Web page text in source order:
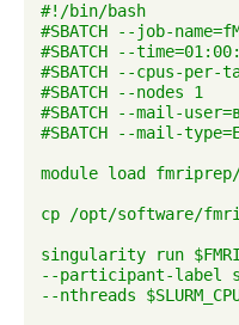
#!/bin/bash
#SBATCH --job-
#SBATCH --
#SBATCH --cpus-
#SBATCH --nodes
#SBATCH --mail-
#SBATCH --mail-
module load
cp /opt/software/
singularity run
--participant-label
--nthreads